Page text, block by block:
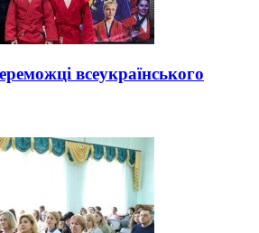
всеукраїнського